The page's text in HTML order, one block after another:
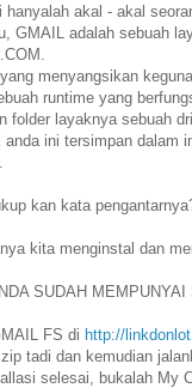
hanyalah akal - akal
GMAIL adalah sebuah
menyangsikan
runtime yang
folder layaknya sebuah
ini tersimpan dalam
kan kata
kita menginstal dan
SUDAH
FS di http://
tadi dan kemudian
selesai, bukalah My